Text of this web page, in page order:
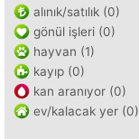
alınık/satılık (0)
gönül işleri (0)
hayvan (1)
kayıp (0)
kan aranıyor (0)
ev/kalacak yer (0)